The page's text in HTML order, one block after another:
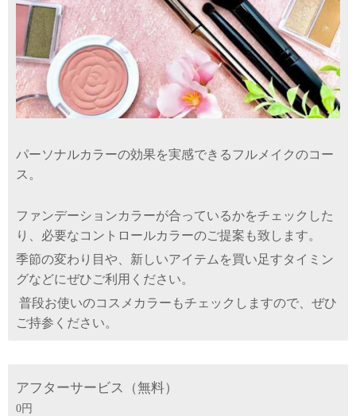
パーソナルカラーの効果を実感できるフルメイクのコー
ス。
ファンデーションカラーが合っているかをチェックした
り
、必要なコントロールカラーのご提案も致します。
季節の変わり目や、新しいアイテムを買い足すタイミン
グなどにぜひご利用ください。
普段お使いのコスメカラーもチェックしますので、ぜひ
ご持参ください。
アフターサービス（無料）
0円